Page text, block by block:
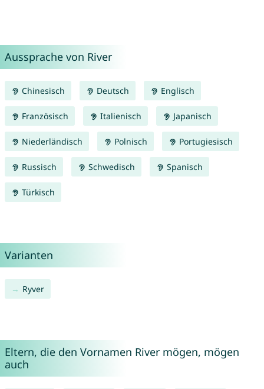
Aussprache von River
Chinesisch Deutsch Englisch
Französisch Italienisch Japanisch
Niederländisch Polnisch Portugiesisch
Russisch Schwedisch Spanisch
Türkisch
Varianten
Ryver
Eltern, die den Vornamen River mögen, mögen
auch